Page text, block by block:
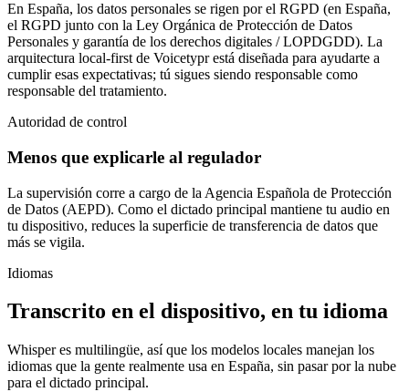
En España, los datos personales se rigen porel RGPD (en España,
el RGPD junto con la Ley Orgánica de Protección de Datos
Personales y garantía de los derechos digitales / LOPDGDD). La
arquitectura local-first de Voicetypr está diseñada para ayudarte a
cumplir esas expectativas; tú sigues siendo responsable como
responsable del tratamiento.
Autoridad de control
Menos que explicarle al regulador
La supervisión corre a cargo de la Agencia Española de Protección
de Datos (AEPD). Como el dictado principal mantiene tu audio en
tu dispositivo, reduces la superficie de transferencia de datos que
más se vigila.
Idiomas
Transcrito en el dispositivo, en tu idioma
Whisper es multilingüe, así que los modelos locales manejan los
idiomas que la gente realmente usa en España, sin pasar por la nube
para el dictado principal.